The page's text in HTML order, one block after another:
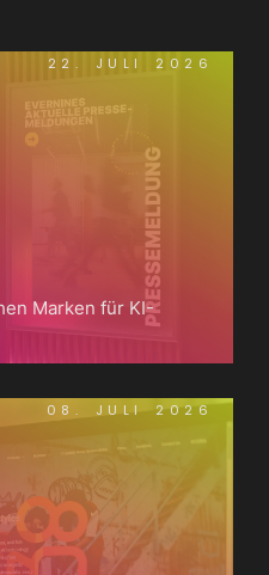
22. JULI 2026
Marken für KI-
08. JULI 2026